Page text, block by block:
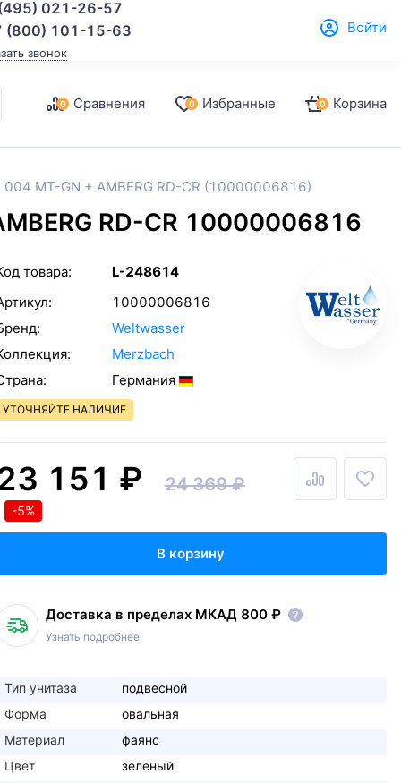
021-26-57
(800) 101-15-63
звонок
Войти
0 Сравнения 0 Избранные 0 Корзина
004 MT-GN + AMBERG RD-CR (10000006816)
RD-CR 10000006816
товара:
L-248614
10000006816
Weltwasser
Merzbach
Германия
УТОЧНЯЙТЕ НАЛИЧИЕ
151 ₽ 24 369 ₽
-5%
В корзину
Доставка в пределах МКАД 800 ₽
Узнать подробнее
Тип унитаза
подвесной
Форма
овальная
Материал
фаянс
Цвет
зеленый